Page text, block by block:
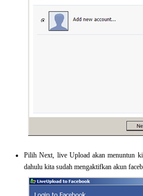
Pilih Next, live Upload akan menuntun
dahulu kita sudah mengaktifkan akun